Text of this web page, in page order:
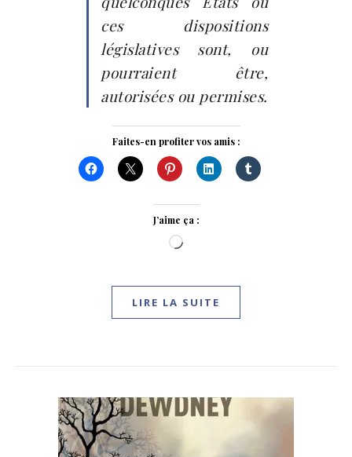
ces dispositions
législatives sont, ou
pourraient être,
autorisées ou permises.
Faites-en profiter vos amis :
J’aime ça :
Chargement…
LIRE LA SUITE